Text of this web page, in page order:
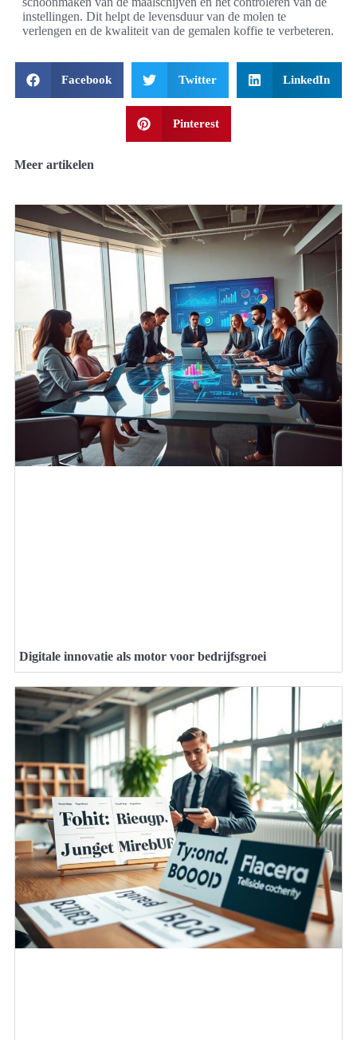
instellingen. Dit helpt de levensduur van de molen te
verlengen en de kwaliteit van de gemalen koffie te verbeteren.
Facebook Twitter LinkedIn
Pinterest
Meer artikelen
Digitale innovatie als motor voor bedrijfsgroei